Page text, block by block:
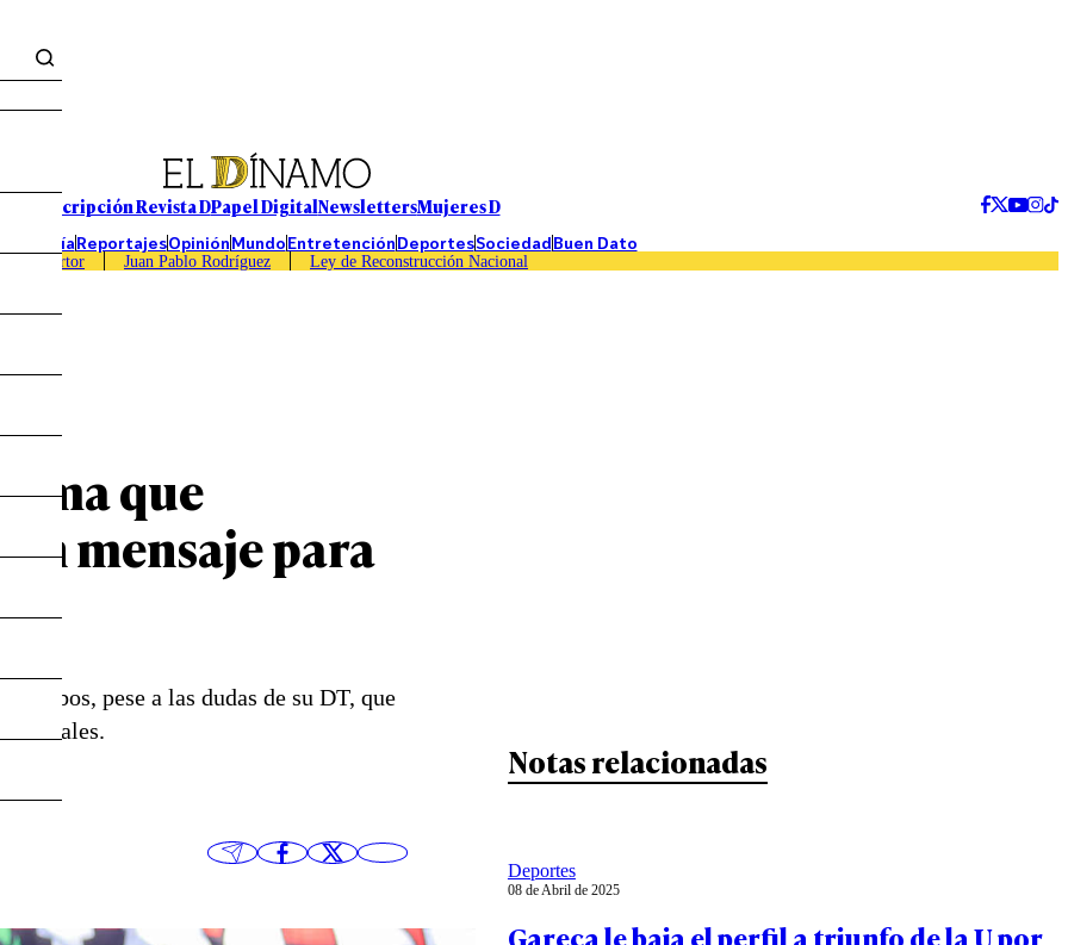
Suscripción Revista DPapel DigitalNewslettersMujeres D
EconomíaReportajesOpiniónMundoEntretenciónDeportesSociedadBuen Dato
Caso Sartor Juan Pablo Rodríguez Ley de Reconstrucción Nacional
que
mensaje para
albos, pese a las dudas de su DT, que
Notas relacionadas
Deportes
08 de Abril de 2025
Gareca le baja el perfil a triunfo de la U por